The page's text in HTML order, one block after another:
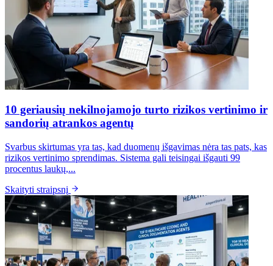
10 geriausių nekilnojamojo turto rizikos vertinimo ir
sandorių atrankos agentų
Svarbus skirtumas yra tas, kad duomenų išgavimas nėra tas pats, kas
rizikos vertinimo sprendimas. Sistema gali teisingai išgauti 99
procentus laukų,...
Skaityti straipsnį